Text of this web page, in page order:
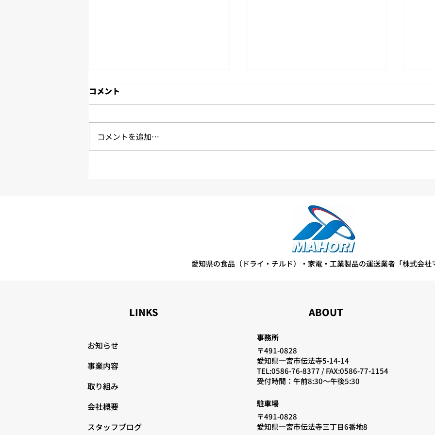
コメント
コメントを追加…
愛知県の食品（ドライ・チルド）・家電・工業製品の運送業者「株式会社
LINKS
お知らせ
事業内容
取り組み
会社概要
スタッフブログ
ABOUT
事務所
〒491-0828
愛知県一宮市伝法寺5-14-14
TEL:0586-76-8377 /FAX:0586-77-1154
​受付時間：午前8:30〜午後5:30
駐車場
〒491-0828
愛知県一宮市伝法寺三丁目6番地8